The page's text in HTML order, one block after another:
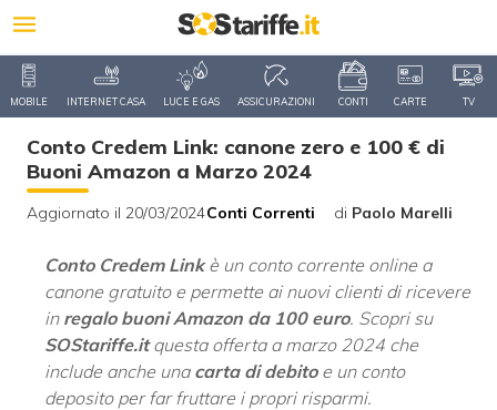
MOBILE INTERNET CASA LUCE E GAS ASSICURAZIONI CONTI CARTE TV
Conto Credem Link: canone zero e 100 € di
Buoni Amazon a Marzo 2024
Aggiornato il 20/03/2024Conti Correnti di Paolo Marelli
Conto Credem Linkè un conto corrente online a
canone gratuito e permette ai nuovi clienti di ricevere
in regalo buoni Amazon da 100 euro. Scopri su
SOStariffe.itquesta offerta a marzo 2024 che
include anche una carta di debitoe un conto
deposito per far fruttare i propri risparmi.